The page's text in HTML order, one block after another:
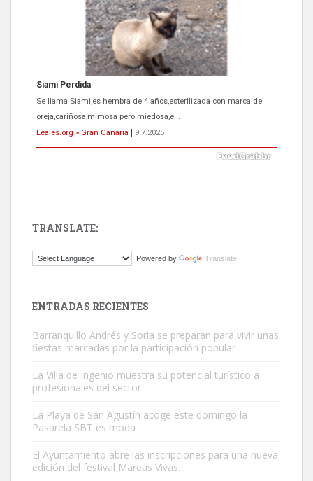
ADOPCIÓN URGENTE GATA TEROR GRAN CANARIA
El ayuntamiento se va a llevar a Los Gatos callejeros de la zona los
próximos días, ella incluida...
Leales.org » Gran Canaria
9.7.2025
Este gato macho ha aparecido en la calle hace menos de un mes,
Busco adopción responsable para mi perra. Pastor alemán,
Leales.org » Gran Canaria
6.7.2025
TRANSLATE:
Powered by Translate
ENTRADAS RECIENTES
Barranquillo Andrés y Soria se preparan para vivir unas
fiestas marcadas por la participación popular
La Villa de Ingenio muestra su potencial turístico a
profesionales del sector
La Playa de San Agustín acoge este domingo la
Pasarela SBT es moda
El Ayuntamiento abre las inscripciones para una nueva
edición del festival Mareas Vivas.